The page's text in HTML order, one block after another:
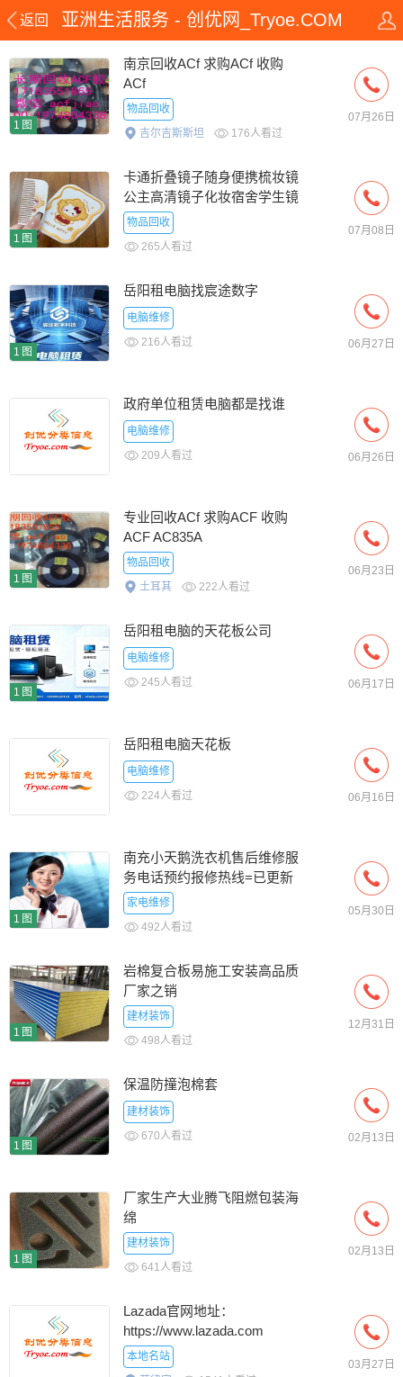
返回 亚洲生活服务 - 创优网_Tryoe.COM
1图
南京回收ACf 求购ACf 收购
ACf
物品回收
吉尔吉斯斯坦
176人看过
07月26日
1图
卡通折叠镜子随身便携梳妆镜
公主高清镜子化妆宿舍学生镜
子
物品回收
265人看过
07月08日
1图
岳阳租电脑找宸途数字
电脑维修
216人看过
06月27日
政府单位租赁电脑都是找谁
电脑维修
209人看过
06月26日
1图
专业回收ACf 求购ACF 收购
ACF AC835A
物品回收
土耳其
222人看过
06月23日
1图
岳阳租电脑的天花板公司
电脑维修
245人看过
06月17日
岳阳租电脑天花板
电脑维修
224人看过
06月16日
1图
南充小天鹅洗衣机​售后维修服
务电话预约报修热线=已更新
家电维修
492人看过
05月30日
1图
岩棉复合板易施工安装高品质
厂家之销
建材装饰
498人看过
12月31日
1图
保温防撞泡棉套
建材装饰
670人看过
02月13日
1图
厂家生产大业腾飞阻燃包装海
绵
建材装饰
641人看过
02月13日
Lazada官网地址：
https://www.lazada.com
本地名站
03月27日